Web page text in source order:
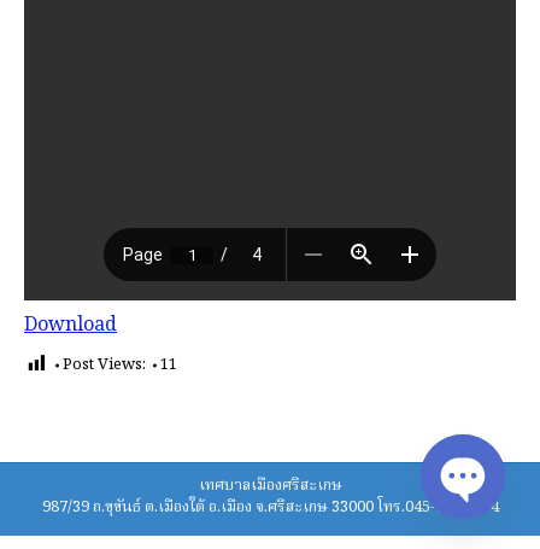
Download
Post Views: 11
เทศบาลเมืองศรีสะเกษ
987/39 ถ.ขุขันธ์ ต.เมืองใต้ อ.เมือง จ.ศรีสะเกษ 33000 โทร.045-620211-4